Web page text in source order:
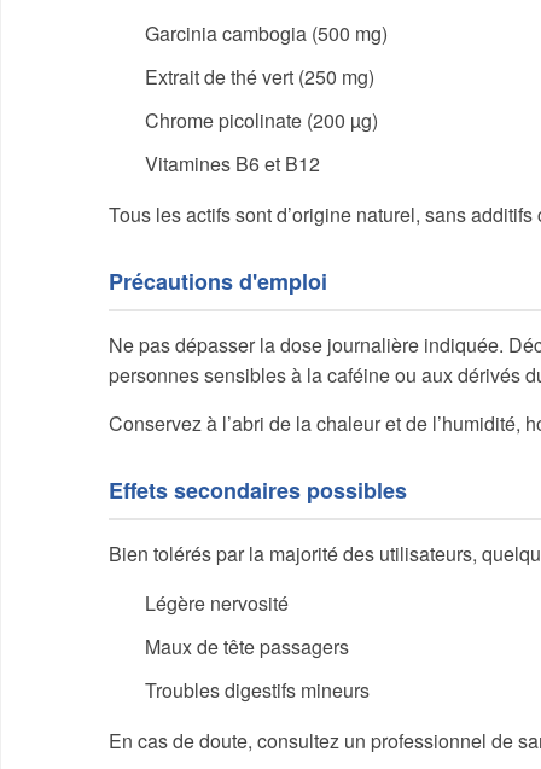
Garcinia cambogia (500 mg)
Extrait de thé vert (250 mg)
Chrome picolinate (200 µg)
Vitamines B6 et B12
Tous les actifs sont d’origine naturel, sans
Précautions d'emploi
Ne pas dépasser la dose journalière indiquée.
personnes sensibles à la caféine ou aux dérivés
Conservez à l’abri de la chaleur et de l’humidité,
Effets secondaires possibles
Bien tolérés par la majorité des utilisateurs,
Légère nervosité
Maux de tête passagers
Troubles digestifs mineurs
En cas de doute, consultez un professionnel de